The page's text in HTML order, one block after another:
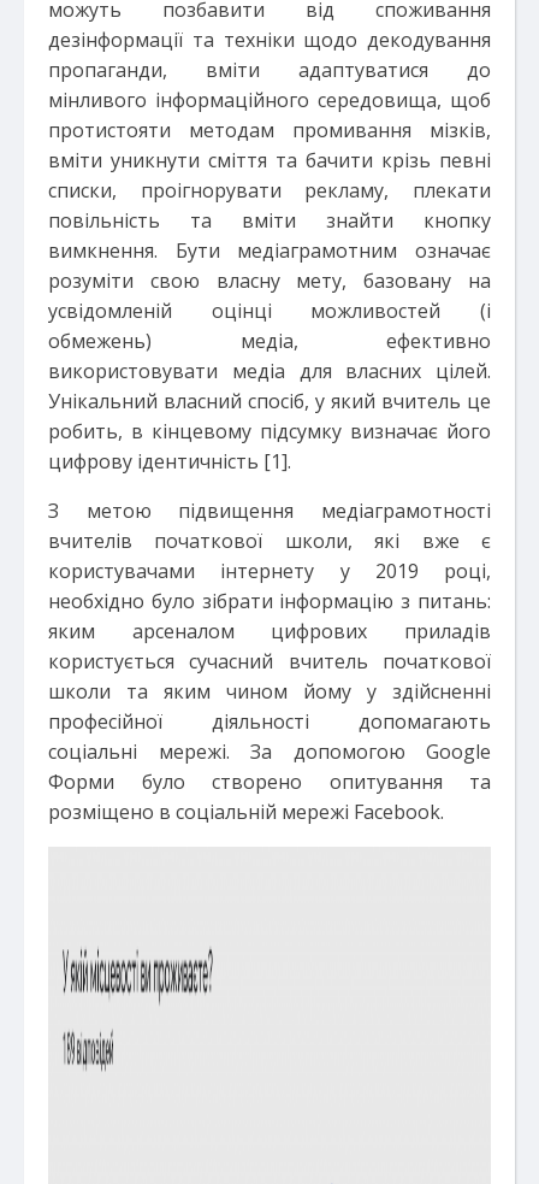
можуть позбавити від споживання
дезінформації та техніки щодо декодування
пропаганди, вміти адаптуватися до
мінливого інформаційного середовища, щоб
протистояти методам промивання мізків,
вміти уникнути сміття та бачити крізь певні
списки, проігнорувати рекламу, плекати
повільність та вміти знайти кнопку
вимкнення. Бути медіаграмотним означає
розуміти свою власну мету, базовану на
усвідомленій оцінці можливостей (і
обмежень) медіа, ефективно
використовувати медіа для власних цілей.
Унікальний власний спосіб, у який вчитель це
робить, в кінцевому підсумку визначає його
цифрову ідентичність [1].
З метою підвищення медіаграмотності
вчителів початкової школи, які вже є
користувачами інтернету у 2019 році,
необхідно було зібрати інформацію з питань:
яким арсеналом цифрових приладів
користується сучасний вчитель початкової
школи та яким чином йому у здійсненні
професійної діяльності допомагають
соціальні мережі. За допомогою Google
Форми було створено опитування та
розміщено в соціальній мережі Facebook.